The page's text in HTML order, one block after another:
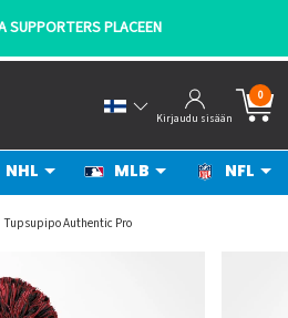
SUPPORTERS PLACEEN
Kirjaudu sisään
0
NHL MLB NFL
Tupsupipo Authentic Pro